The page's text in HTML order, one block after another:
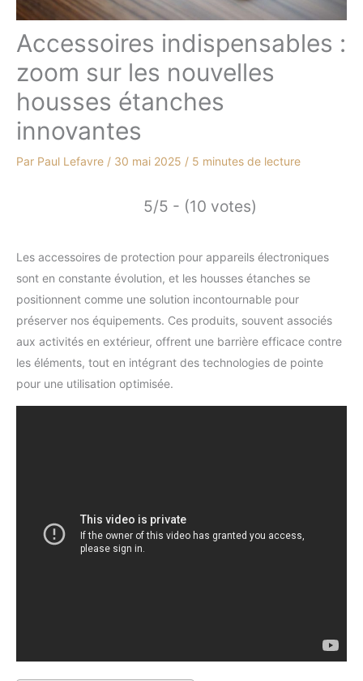
Accessoires indispensables :
zoom sur les nouvelles
housses étanches
innovantes
Par Paul Lefavre / 30 mai 2025 / 5 minutes de lecture
5/5 - (10 votes)
Les accessoires de protection pour appareils électroniques
sont en constante évolution, et les housses étanches se
positionnent comme une solution incontournable pour
préserver nos équipements. Ces produits, souvent associés
aux activités en extérieur, offrent une barrière efficace contre
les éléments, tout en intégrant des technologies de pointe
pour une utilisation optimisée.